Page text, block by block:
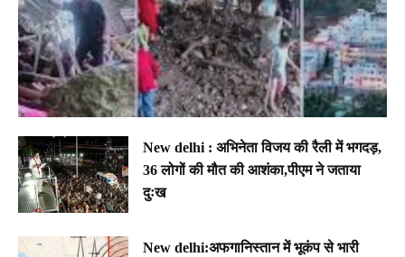
New delhi : अभिनेता विजय की रैली में भगदड़,
36 लोगों की मौत की आशंका,पीएम ने जताया
दुःख
New delhi:अफगानिस्तान में भूकंप से भारी